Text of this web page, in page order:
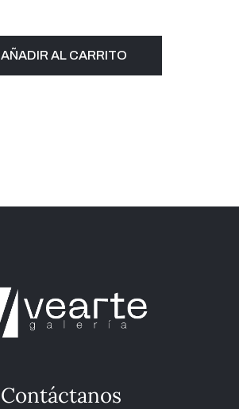
AÑADIR AL CARRITO
Contáctanos